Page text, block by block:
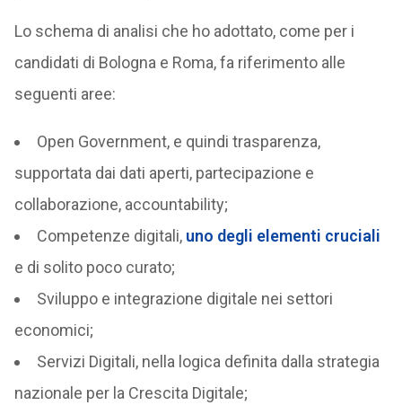
Lo schema di analisi che ho adottato, come per i
candidati di Bologna e Roma, fa riferimento alle
seguenti aree:
Open Government, e quindi trasparenza,
supportata dai dati aperti, partecipazione e
collaborazione, accountability;
Competenze digitali, uno degli elementi cruciali
e di solito poco curato;
Sviluppo e integrazione digitale nei settori
economici;
Servizi Digitali, nella logica definita dalla strategia
nazionale per la Crescita Digitale;